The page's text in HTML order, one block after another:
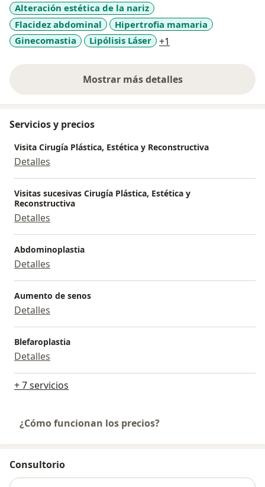
Alteración estética de la nariz
Flacidez abdominal
Hipertrofia mamaria
Ginecomastia
Lipólisis Láser +1
Mostrar más detalles
sobre la experiencia
Servicios y precios
Visita Cirugía Plástica, Estética y Reconstructiva
Detalles
Visitas sucesivas Cirugía Plástica, Estética y
Reconstructiva
Detalles
Abdominoplastia
Detalles
Aumento de senos
Detalles
Blefaroplastia
Detalles
+ 7 servicios
¿Cómo funcionan los precios?
Consultorio